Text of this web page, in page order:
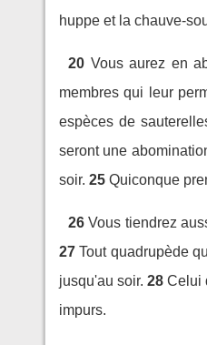
huppe et la chauve-
20 Vous aurez en
membres qui leur
espèces de
seront une
soir. 25 Quiconque
26 Vous tiendrez
27 Tout quadrupède
jusqu'au soir. 28 Celui
impurs.